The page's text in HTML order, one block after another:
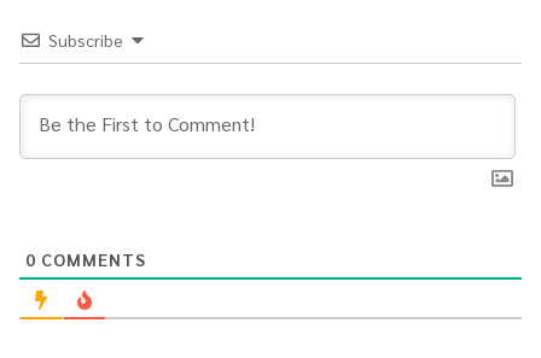
Subscribe
0 COMMENTS